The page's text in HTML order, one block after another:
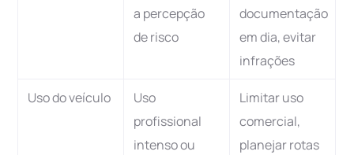
a percepção
de risco
documentação
em dia, evitar
infrações
Uso do veículo
Uso
profissional
intenso ou
Limitar uso
comercial,
planejar rotas